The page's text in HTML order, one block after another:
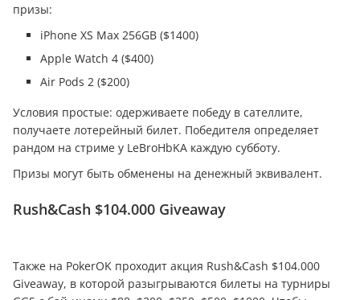
призы:
iPhone XS Max 256GB ($1400)
Apple Watch 4 ($400)
Air Pods 2 ($200)
Условия простые: одерживаете победу в сателлите,
получаете лотерейный билет. Победителя определяет
рандом на стриме у LeBroHbKA каждую субботу.
Призы могут быть обменены на денежный эквивалент.
Rush&Cash $104.000 Giveaway
Также на PokerOK проходит акция Rush&Cash $104.000
Giveaway, в которой разыгрываются билеты на турниры